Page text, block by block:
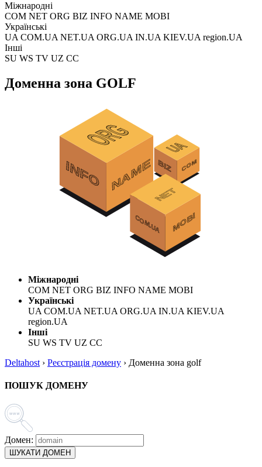
Міжнародні
COM NET ORG BIZ INFO NAME MOBI
Українські
UA COM.UA NET.UA ORG.UA IN.UA KIEV.UA region.UA
Інші
SU WS TV UZ CC
Доменна зона GOLF
Міжнародні
COM NET ORG BIZ INFO NAME MOBI
Українські
UA COM.UA NET.UA ORG.UA IN.UA KIEV.UA
region.UA
Інші
SU WS TV UZ CC
Deltahost › Реєстрація домену › Доменна зона golf
ПОШУК ДОМЕНУ
Домен:
ШУКАТИ ДОМЕН